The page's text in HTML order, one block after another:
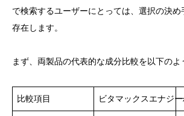
で検索するユーザーにとっては、選択の決め
存在します。
まず、両製品の代表的な成分比較を以下のよ
比較項目 ビタマックスエナジ